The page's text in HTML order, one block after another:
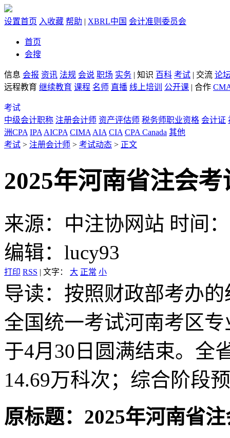
设置首页 入收藏 帮助 | XBRL中国 会计准则委员会
首页
会搜
信息 会报 资讯 法规 会说 职场 实务 | 知识 百科 考试 | 交流 论
远程教育 继续教育 课程 名师 直播 线上培训 公开课 | 合作
考试
中级会计职称 注册会计师 资产评估师 税务师职业资格 会计证
洲CPA IPA AICPA CIMA AIA CIA CPA Canada 其他
考试 > 注册会计师 > 考试动态 > 正文
2025年河南省注会
来源：中注协网站 时间
编辑：lucy93
打印 RSS | 文字： 大 正常 小
导读： 按照财政部考办
全国统一考试河南考区
于4月30日圆满结束。全
14.69万科次；综合阶段
原标题：2025年河南省